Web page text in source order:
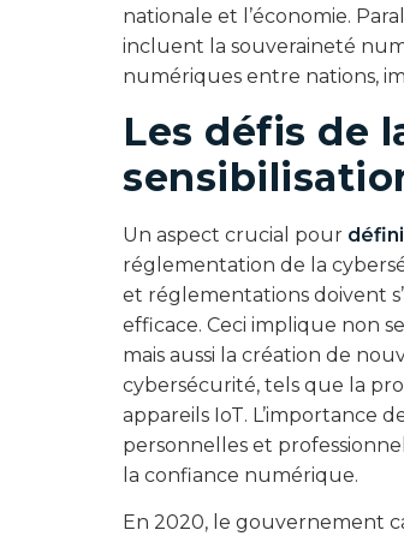
nationale et l’économie.
incluent la souveraineté
numériques entre nations,
Les défis de
Un aspect crucial pour
réglementation de la
et réglementations doivent
efficace. Ceci implique non
mais aussi la création de
cybersécurité, tels que la
appareils IoT. L’importance
personnelles et
la confiance numérique.
En 2020, le gouvernement